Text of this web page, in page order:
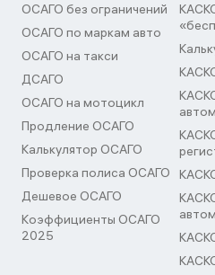
ОСАГО без ограничений
ОСАГО по маркам авто
ОСАГО на такси
ДСАГО
ОСАГО на мотоцикл
Продление ОСАГО
Калькулятор ОСАГО
Проверка полиса ОСАГО
Дешевое ОСАГО
Коэффициенты ОСАГО
2025